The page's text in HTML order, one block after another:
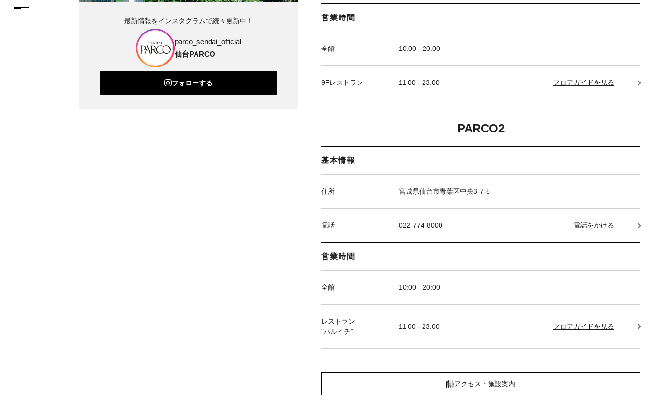
営業時間
全館 10:00 - 20:00
9Fレストラン 11:00 - 23:00 フロアガイドを見る
PARCO2
基本情報
住所 宮城県仙台市青葉区中央3-7-5
電話 022-774-8000 電話をかける
営業時間
全館 10:00 - 20:00
レストラン
"パルイチ"
11:00 - 23:00 フロアガイドを見る
アクセス・施設案内
最新情報をインスタグラムで続々更新中！
parco_sendai_official
仙台PARCO
フォローする